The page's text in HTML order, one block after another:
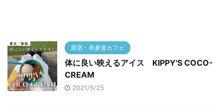
原宿・表参道カフェ
体に良い映えるアイス KIPPY'S COCO-
CREAM
2021/5/25